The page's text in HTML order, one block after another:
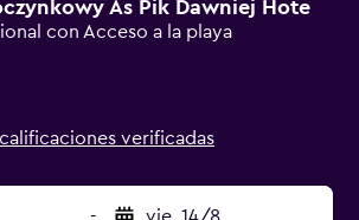
As Pik Dawniej Hote
con Acceso a la playa
verificadas